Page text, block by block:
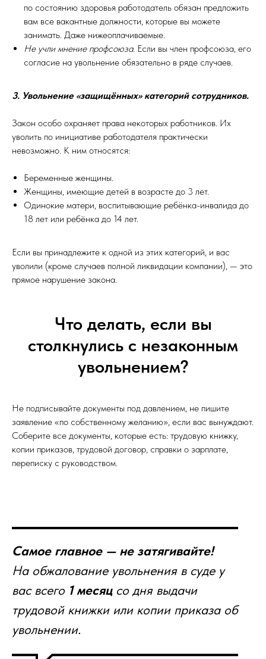
по состоянию здоровья работодатель обязан предложить
вам все вакантные должности, которые вы можете
занимать. Даже нижеоплачиваемые.
Не учли мнение профсоюза. Если вы член профсоюза, его
согласие на увольнение обязательно в ряде случаев.
3. Увольнение «защищённых» категорий сотрудников.
Закон особо охраняет права некоторых работников. Их
уволить по инициативе работодателя практически
невозможно. К ним относятся:
Беременные женщины.
Женщины, имеющие детей в возрасте до 3 лет.
Одинокие матери, воспитывающие ребёнка-инвалида до
18 лет или ребёнка до 14 лет.
Если вы принадлежите к одной из этих категорий, и вас
уволили (кроме случаев полной ликвидации компании), — это
прямое нарушение закона.
Что делать, если вы
столкнулись с незаконным
увольнением?
Не подписывайте документы под давлением, не пишите
заявление «по собственному желанию», если вас вынуждают.
Соберите все документы, которые есть: трудовую книжку,
копии приказов, трудовой договор, справки о зарплате,
переписку с руководством.
Самое главное — не затягивайте!
На обжалование увольнения в суде у
вас всего 1 месяцсо дня выдачи
трудовой книжки или копии приказа об
увольнении.